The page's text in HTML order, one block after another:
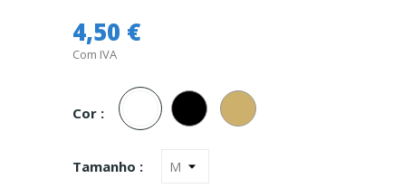
4,50 €
Com IVA
Cor :
Branco Preto Pele
Tamanho :